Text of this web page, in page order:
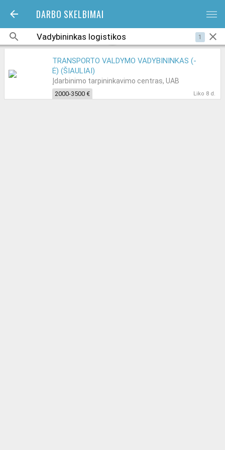
DARBO SKELBIMAI bars
1
TRANSPORTO VALDYMO VADYBININKAS (-
Ė) (ŠIAULIAI)
Įdarbinimo tarpininkavimo centras, UAB
2000-3500 € Liko 8 d.